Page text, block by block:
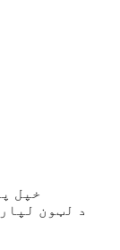
خپل
د لټون